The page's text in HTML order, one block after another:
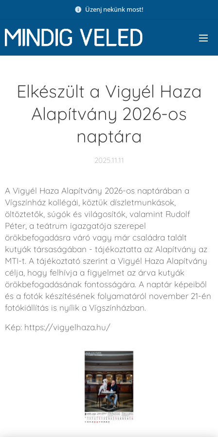
Üzenj nekünk most!
Elkészült a Vigyél Haza
Alapítvány 2026-os
naptára
2025.11.11
A Vigyél Haza Alapítvány 2026-os naptárában a
Vígszínház kollégái, köztük díszletmunkások,
öltöztetők, súgók és világosítók, valamint Rudolf
Péter, a teátrum igazgatója szerepel
örökbefogadásra váró vagy már családra talált
kutyák társaságában - tájékoztatta az Alapítvány az
MTI-t. A tájékoztató szerint a Vigyél Haza Alapítvány
célja, hogy felhívja a figyelmet az árva kutyák
örökbefogadásának fontosságára. A naptár képeiből
és a fotók készítésének folyamatáról november 21-én
fotókiállítás is nyílik a Vígszínházban.
Kép: https://vigyelhaza.hu/